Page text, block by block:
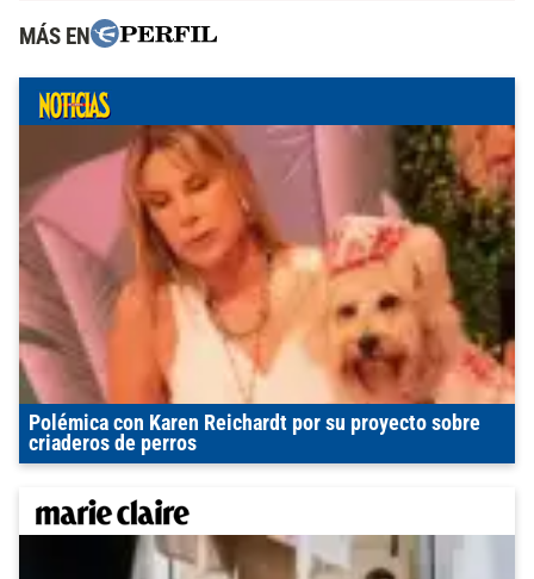
MÁS EN
Polémica con Karen Reichardt por su proyecto sobre
criaderos de perros